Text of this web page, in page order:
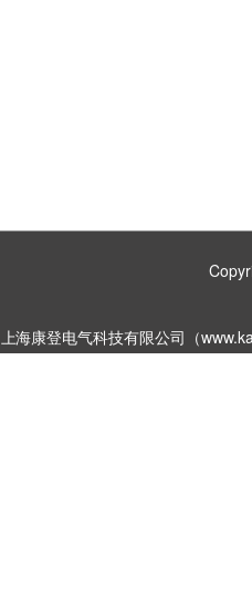
上海康登电气科技有限公司（